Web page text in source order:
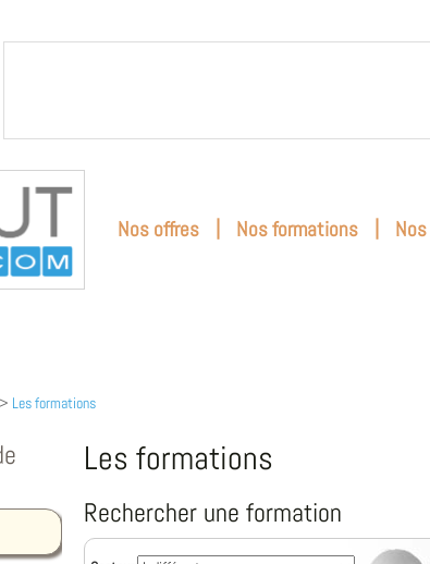
Nos offres | Nos formations |
> Les formations
Les formations
Rechercher une formation